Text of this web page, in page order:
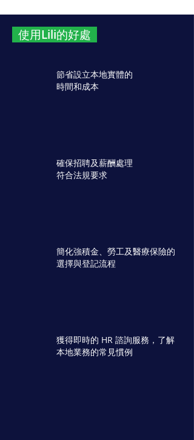
使用Lili的好處
節省設立本地實體的
時間和成本
確保招聘及薪酬處理
符合法規要求
簡化強積金、勞工及醫療保險的
選擇與登記流程
獲得即時的 HR 諮詢服務，了解
本地業務的常見慣例